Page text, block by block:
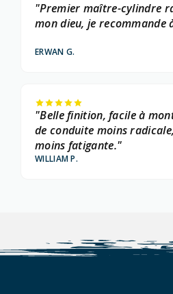
"Premier maître-cylindre
mon dieu, je recommande
ERWAN G.
"Belle finition, facile à
de conduite moins
moins fatigante."
WILLIAM P.